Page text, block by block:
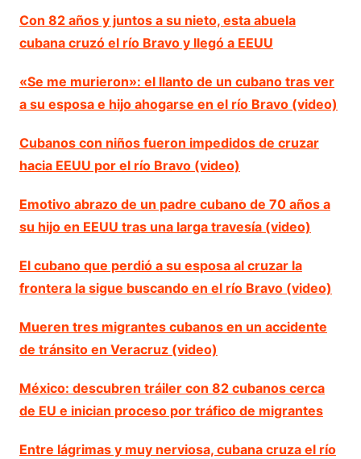
Con 82 años y juntos a su nieto, esta abuela
cubana cruzó el río Bravo y llegó a EEUU
«Se me murieron»: el llanto de un cubano tras ver
a su esposa e hijo ahogarse en el río Bravo (video)
Cubanos con niños fueron impedidos de cruzar
hacia EEUU por el río Bravo (video)
Emotivo abrazo de un padre cubano de 70 años a
su hijo en EEUU tras una larga travesía (video)
El cubano que perdió a su esposa al cruzar la
frontera la sigue buscando en el río Bravo (video)
Mueren tres migrantes cubanos en un accidente
de tránsito en Veracruz (video)
México: descubren tráiler con 82 cubanos cerca
de EU e inician proceso por tráfico de migrantes
Entre lágrimas y muy nerviosa, cubana cruza el río